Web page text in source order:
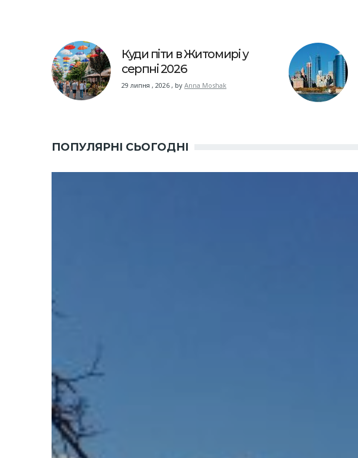
Куди піти в Житомирі у
серпні 2026
29 липня , 2026 , by Anna Moshak
ПОПУЛЯРНІ СЬОГОДНІ